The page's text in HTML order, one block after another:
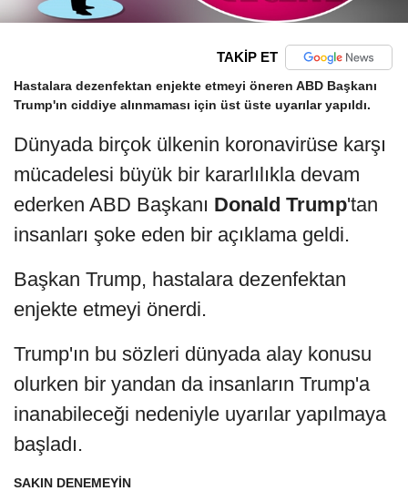
TAKİP ET
Hastalara dezenfektan enjekte etmeyi öneren ABD Başkanı
Trump'ın ciddiye alınmaması için üst üste uyarılar yapıldı.
Dünyada birçok ülkenin koronavirüse karşı
mücadelesi büyük bir kararlılıkla devam
ederken ABD Başkanı Donald Trump'tan
insanları şoke eden bir açıklama geldi.
Başkan Trump, hastalara dezenfektan
enjekte etmeyi önerdi.
Trump'ın bu sözleri dünyada alay konusu
olurken bir yandan da insanların Trump'a
inanabileceği nedeniyle uyarılar yapılmaya
başladı.
SAKIN DENEMEYİN